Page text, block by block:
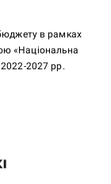
в рамках
«Національна
2027 рр.